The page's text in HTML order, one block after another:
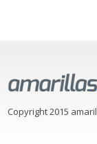
Copyright 2015